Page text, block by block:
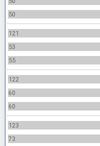
50
121
53
55
122
60
60
123
73